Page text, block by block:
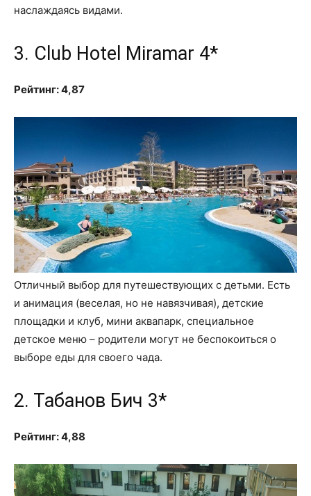
наслаждаясь видами.
3. Club Hotel Miramar 4*
Рейтинг: 4,87
Отличный выбор для путешествующих с детьми. Есть
и анимация (веселая, но не навязчивая), детские
площадки и клуб, мини аквапарк, специальное
детское меню – родители могут не беспокоиться о
выборе еды для своего чада.
2. Табанов Бич 3*
Рейтинг: 4,88